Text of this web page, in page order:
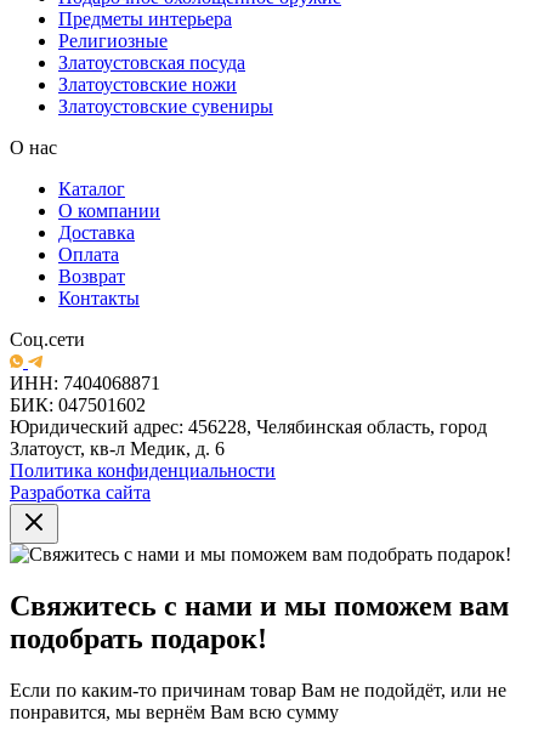
Предметы интерьера
Религиозные
Златоустовская посуда
Златоустовские ножи
Златоустовские сувениры
О нас
Каталог
О компании
Доставка
Оплата
Возврат
Контакты
Соц.сети
ИНН: 7404068871
БИК: 047501602
Юридический адрес: 456228, Челябинская область, город
Златоуст, кв-л Медик, д. 6
Политика конфиденциальности
Разработка сайта
Свяжитесь с нами и мы поможем вам
подобрать подарок!
Если по каким-то причинам товар Вам не подойдёт, или не
понравится, мы вернём Вам всю сумму